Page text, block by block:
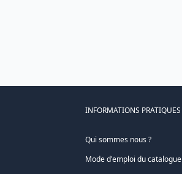
INFORMATIONS PRATIQUES
Qui sommes nous ?
Mode d'emploi du catalogue